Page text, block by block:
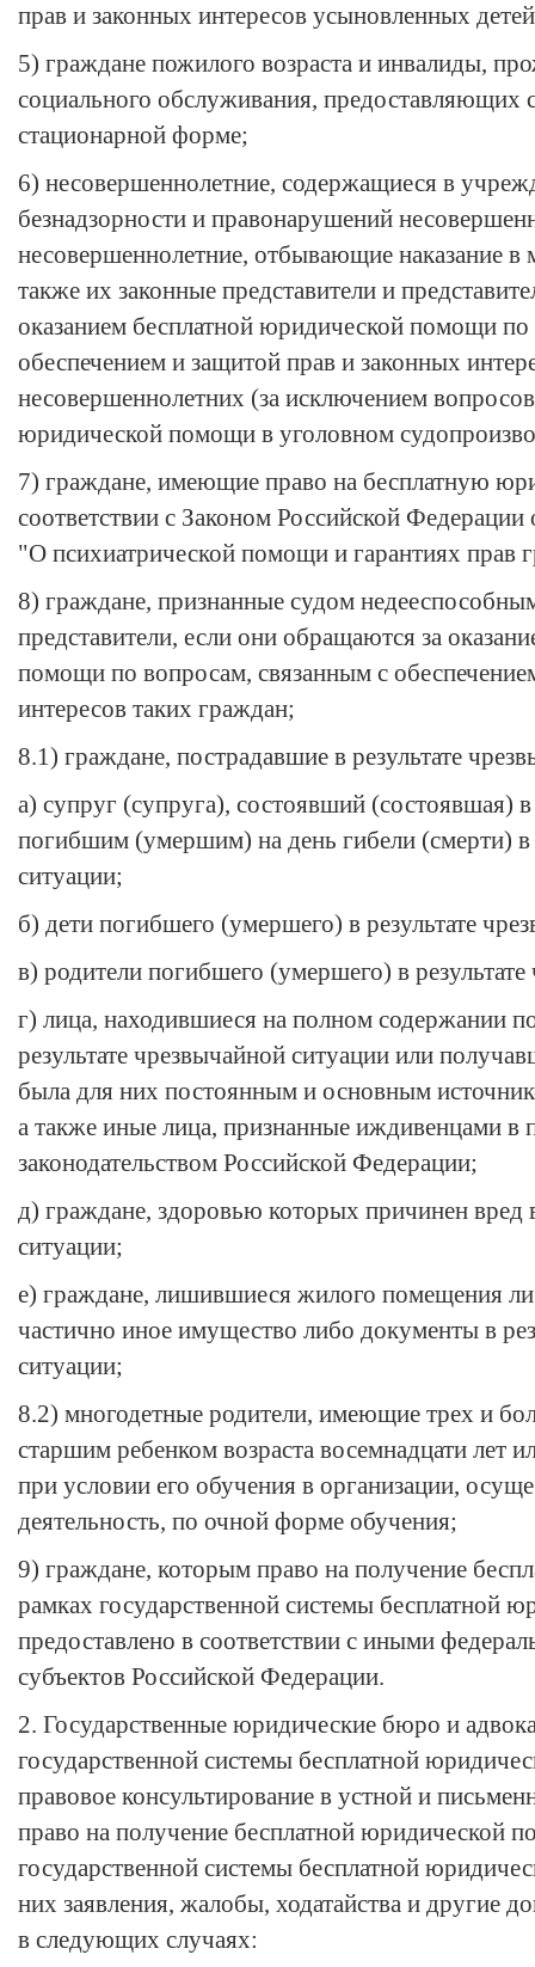
прав и законных интересов усыновленных
5) граждане пожилого возраста и инвалиды,
социального обслуживания, предоставляющих
стационарной форме;
6) несовершеннолетние, содержащиеся в
безнадзорности и правонарушений
несовершеннолетние, отбывающие наказание в
также их законные представители и
оказанием бесплатной юридической помощи
обеспечением и защитой прав и законных
несовершеннолетних (за исключением
юридической помощи в уголовном
7) граждане, имеющие право на бесплатную
соответствии с Законом Российской
"О психиатрической помощи и гарантиях прав
8) граждане, признанные судом
представители, если они обращаются за
помощи по вопросам, связанным с
интересов таких граждан;
8.1) граждане, пострадавшие в результате
а) супруг (супруга), состоявший (состоявшая)
погибшим (умершим) на день гибели (смерти) в
ситуации;
б) дети погибшего (умершего) в результате
в) родители погибшего (умершего) в
г) лица, находившиеся на полном содержании
результате чрезвычайной ситуации или
была для них постоянным и основным
а также иные лица, признанные иждивенцами в
законодательством Российской Федерации;
д) граждане, здоровью которых причинен вред
ситуации;
е) граждане, лишившиеся жилого помещения
частично иное имущество либо документы в
ситуации;
8.2) многодетные родители, имеющие трех и
старшим ребенком возраста восемнадцати лет
при условии его обучения в организации,
деятельность, по очной форме обучения;
9) граждане, которым право на получение
рамках государственной системы бесплатной
предоставлено в соответствии с иными
субъектов Российской Федерации.
2. Государственные юридические бюро и
государственной системы бесплатной
правовое консультирование в устной и
право на получение бесплатной юридической
государственной системы бесплатной
них заявления, жалобы, ходатайства и другие
в следующих случаях: